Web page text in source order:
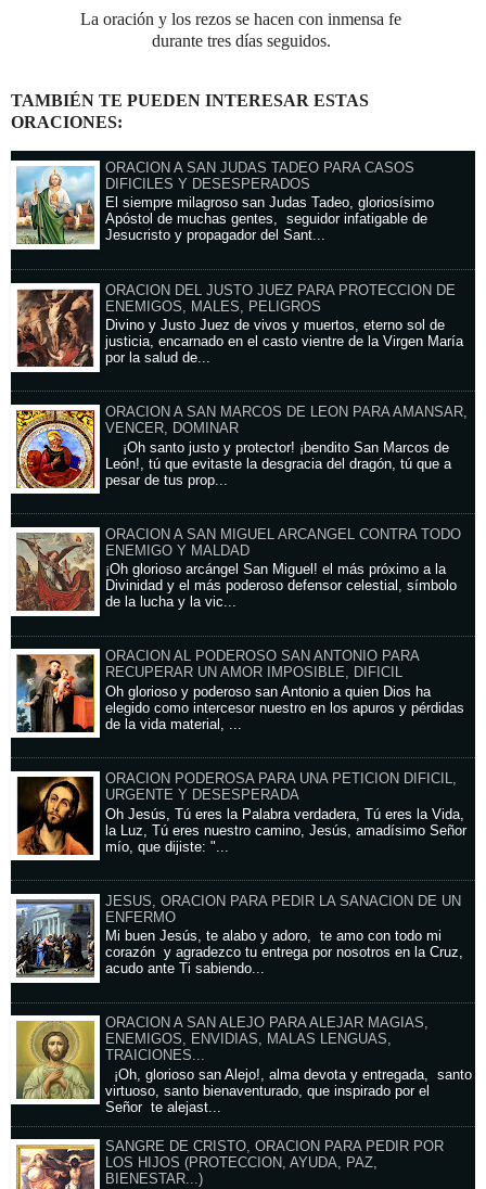
La oración y los rezos se hacen con inmensa fe
durante tres días seguidos.
TAMBIÉN TE PUEDEN INTERESAR ESTAS
ORACIONES:
ORACION A SAN JUDAS TADEO PARA CASOS
DIFICILES Y DESESPERADOS
El siempre milagroso san Judas Tadeo, gloriosísimo
Apóstol de muchas gentes, seguidor infatigable de
Jesucristo y propagador del Sant...
ORACION DEL JUSTO JUEZ PARA PROTECCION DE
ENEMIGOS, MALES, PELIGROS
Divino y Justo Juez de vivos y muertos, eterno sol de
justicia, encarnado en el casto vientre de la Virgen María
por la salud de...
ORACION A SAN MARCOS DE LEON PARA AMANSAR,
VENCER, DOMINAR
¡Oh santo justo y protector! ¡bendito San Marcos de
León!, tú que evitaste la desgracia del dragón, tú que a
pesar de tus prop...
ORACION A SAN MIGUEL ARCANGEL CONTRA TODO
ENEMIGO Y MALDAD
¡Oh glorioso arcángel San Miguel! el más próximo a la
Divinidad y el más poderoso defensor celestial, símbolo
de la lucha y la vic...
ORACION AL PODEROSO SAN ANTONIO PARA
RECUPERAR UN AMOR IMPOSIBLE, DIFICIL
Oh glorioso y poderoso san Antonio a quien Dios ha
elegido como intercesor nuestro en los apuros y pérdidas
de la vida material, ...
ORACION PODEROSA PARA UNA PETICION DIFICIL,
URGENTE Y DESESPERADA
Oh Jesús, Tú eres la Palabra verdadera, Tú eres la Vida,
la Luz, Tú eres nuestro camino, Jesús, amadísimo Señor
mío, que dijiste: "...
JESUS, ORACION PARA PEDIR LA SANACION DE UN
ENFERMO
Mi buen Jesús, te alabo y adoro, te amo con todo mi
corazón y agradezco tu entrega por nosotros en la Cruz,
acudo ante Ti sabiendo...
ORACION A SAN ALEJO PARA ALEJAR MAGIAS,
ENEMIGOS, ENVIDIAS, MALAS LENGUAS,
TRAICIONES...
¡Oh, glorioso san Alejo!, alma devota y entregada, santo
virtuoso, santo bienaventurado, que inspirado por el
Señor te alejast...
SANGRE DE CRISTO, ORACION PARA PEDIR POR
LOS HIJOS (PROTECCION, AYUDA, PAZ,
BIENESTAR...)